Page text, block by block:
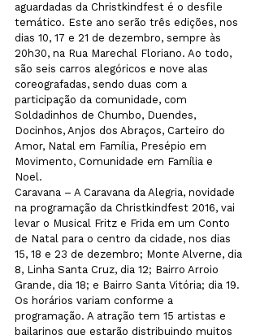
aguardadas da Christkindfest é o desfile
temático. Este ano serão três edições, nos
dias 10, 17 e 21 de dezembro, sempre às
20h30, na Rua Marechal Floriano. Ao todo,
são seis carros alegóricos e nove alas
coreografadas, sendo duas com a
participação da comunidade, com
Soldadinhos de Chumbo, Duendes,
Docinhos, Anjos dos Abraços, Carteiro do
Amor, Natal em Família, Presépio em
Movimento, Comunidade em Família e
Noel.
Caravana – A Caravana da Alegria, novidade
na programação da Christkindfest 2016, vai
levar o Musical Fritz e Frida em um Conto
de Natal para o centro da cidade, nos dias
15, 18 e 23 de dezembro; Monte Alverne, dia
8, Linha Santa Cruz, dia 12; Bairro Arroio
Grande, dia 18; e Bairro Santa Vitória; dia 19.
Os horários variam conforme a
programação. A atração tem 15 artistas e
bailarinos que estarão distribuindo muitos